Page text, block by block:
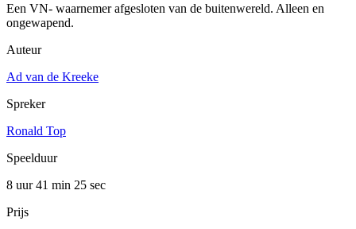
Een VN- waarnemer afgesloten van de buitenwereld. Alleen en
ongewapend.
Auteur
Ad van de Kreeke
Spreker
Ronald Top
Speelduur
8 uur 41 min 25 sec
Prijs